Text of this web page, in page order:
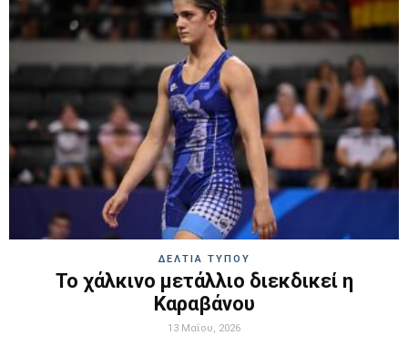
ΔΕΛΤΙΑ ΤΥΠΟΥ
Το χάλκινο μετάλλιο διεκδικεί η
Καραβάνου
13 Μαΐου, 2026